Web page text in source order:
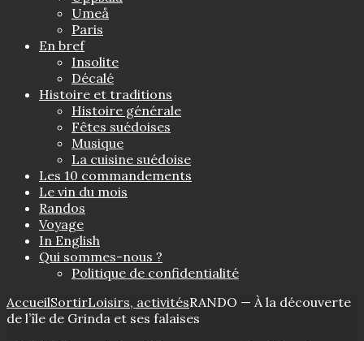
Umeå
Paris
En bref
Insolite
Décalé
Histoire et traditions
Histoire générale
Fêtes suédoises
Musique
La cuisine suédoise
Les 10 commandements
Le vin du mois
Randos
Voyage
In English
Qui sommes-nous ?
Politique de confidentialité
AccueilSortirLoisirs, activitésRANDO — À la découverte
de l’île de Grinda et ses falaises